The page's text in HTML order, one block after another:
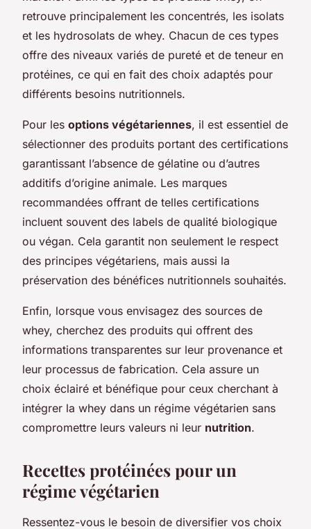
retrouve principalement les concentrés, les isolats
et les hydrosolats de whey. Chacun de ces types
offre des niveaux variés de pureté et de teneur en
protéines, ce qui en fait des choix adaptés pour
différents besoins nutritionnels.
Pour les options végétariennes, il est essentiel de
sélectionner des produits portant des certifications
garantissant l’absence de gélatine ou d’autres
additifs d’origine animale. Les marques
recommandées offrant de telles certifications
incluent souvent des labels de qualité biologique
ou végan. Cela garantit non seulement le respect
des principes végétariens, mais aussi la
préservation des bénéfices nutritionnels souhaités.
Enfin, lorsque vous envisagez des sources de
whey, cherchez des produits qui offrent des
informations transparentes sur leur provenance et
leur processus de fabrication. Cela assure un
choix éclairé et bénéfique pour ceux cherchant à
intégrer la whey dans un régime végétarien sans
compromettre leurs valeurs ni leur nutrition.
Recettes protéinées pour un
régime végétarien
Ressentez-vous le besoin de diversifier vos choix